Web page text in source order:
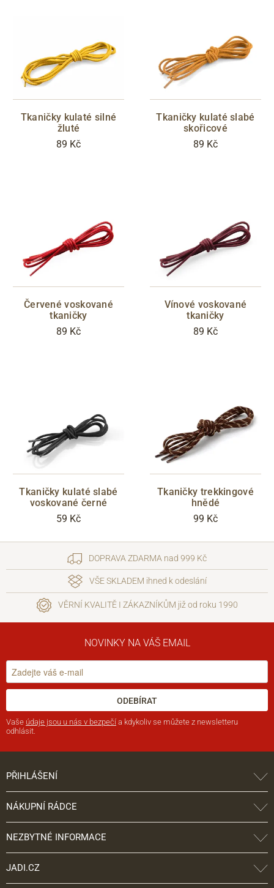
Tkaničky kulaté silné
žluté
89 Kč
Tkaničky kulaté slabé
skořicové
89 Kč
Červené voskované
tkaničky
89 Kč
Vínové voskované
tkaničky
89 Kč
Tkaničky kulaté slabé
voskované černé
59 Kč
Tkaničky trekkingové
hnědé
99 Kč
DOPRAVA ZDARMA nad 999 Kč
VŠE SKLADEM ihned k odeslání
VĚRNÍ KVALITĚ I ZÁKAZNÍKŮM již od roku 1990
NOVINKY NA VÁŠ EMAIL
ODEBÍRAT
Vaše údaje jsou u nás v bezpečí a kdykoliv se můžete z newsletteru
odhlásit.
PŘIHLÁŠENÍ
NÁKUPNÍ RÁDCE
NEZBYTNÉ INFORMACE
JADI.CZ